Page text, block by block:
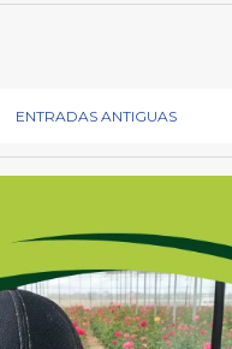
ENTRADAS ANTIGUAS